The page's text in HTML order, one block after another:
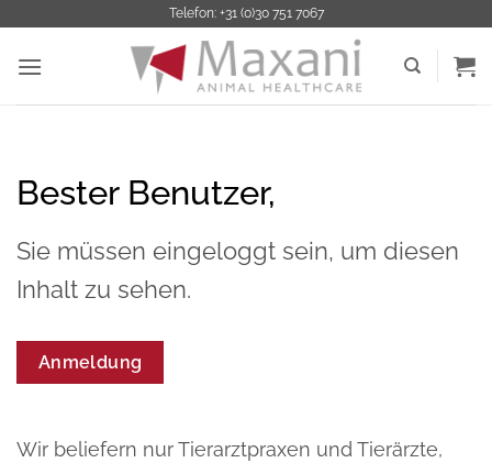
springen
Telefon: +31 (0)30 751 7067
Bester Benutzer,
Sie müssen eingeloggt sein, um diesen
Inhalt zu sehen.
Anmeldung
Wir beliefern nur Tierarztpraxen und Tierärzte,